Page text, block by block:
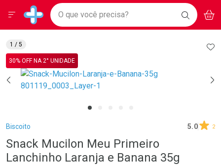
Drogarias Pacheco
Baixe nosso APP e aproveite Ofertas Exclusivas!
BAIXE
O APP
Ir direto para a home
pela página
Ir direto para o conteúdo
Ir direto para a busca
Ir direto para a conta
Ir direto para a ajuda
Ir direto para a notificações
Ir direto para o carrinho
Ir direto para o menu
Faça a sua busca
O que você precisa? BUSCAR
Menu
Breadcrumb
Biscoito 5.0 2
Snack Mucilon Meu Primeiro
Lanchinho Laranja e Banana 35g
30% OFF NA 2° UNIDADE
1 / 5